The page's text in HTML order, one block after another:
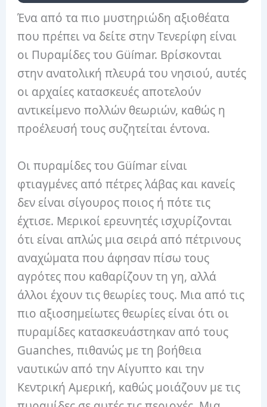
Ένα από τα πιο μυστηριώδη αξιοθέατα
που πρέπει να δείτε στην Τενερίφη είναι
οι Πυραμίδες του Güímar. Βρίσκονται
στην ανατολική πλευρά του νησιού, αυτές
οι αρχαίες κατασκευές αποτελούν
αντικείμενο πολλών θεωριών, καθώς η
προέλευσή τους συζητείται έντονα.
Οι πυραμίδες του Güímar είναι
φτιαγμένες από πέτρες λάβας και κανείς
δεν είναι σίγουρος ποιος ή πότε τις
έχτισε. Μερικοί ερευνητές ισχυρίζονται
ότι είναι απλώς μια σειρά από πέτρινους
αναχώματα που άφησαν πίσω τους
αγρότες που καθαρίζουν τη γη, αλλά
άλλοι έχουν τις θεωρίες τους. Μια από τις
πιο αξιοσημείωτες θεωρίες είναι ότι οι
πυραμίδες κατασκευάστηκαν από τους
Guanches, πιθανώς με τη βοήθεια
ναυτικών από την Αίγυπτο και την
Κεντρική Αμερική, καθώς μοιάζουν με τις